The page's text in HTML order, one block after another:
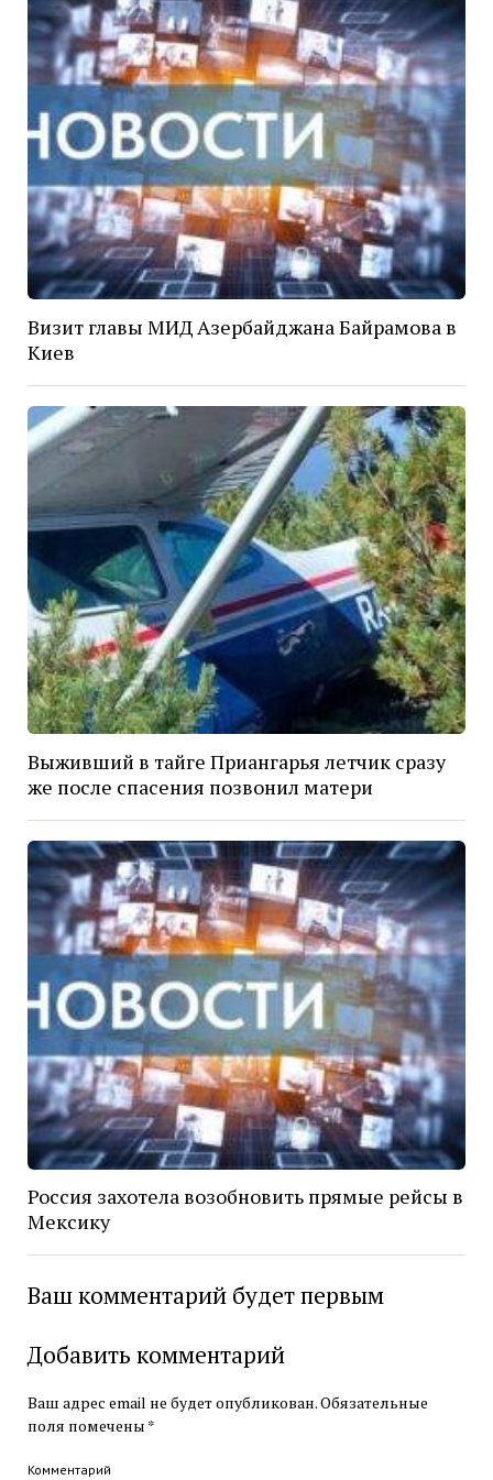
Визит главы МИД Азербайджана Байрамова в
Киев
Выживший в тайге Приангарья летчик сразу
же после спасения позвонил матери
Россия захотела возобновить прямые рейсы в
Мексику
Ваш комментарий будет первым
Добавить комментарий
Ваш адрес email не будет опубликован.Обязательные
поля помечены *
Комментарий